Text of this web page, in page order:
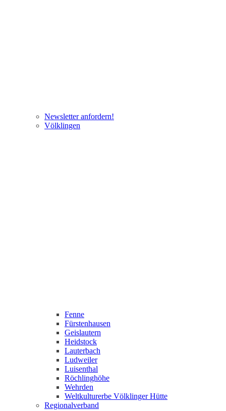
Newsletter anfordern!
Völklingen
Fenne
Fürstenhausen
Geislautern
Heidstock
Lauterbach
Ludweiler
Luisenthal
Röchlinghöhe
Wehrden
Weltkulturerbe Völklinger Hütte
Regionalverband